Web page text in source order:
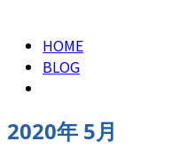
HOME
BLOG
2020年 5月